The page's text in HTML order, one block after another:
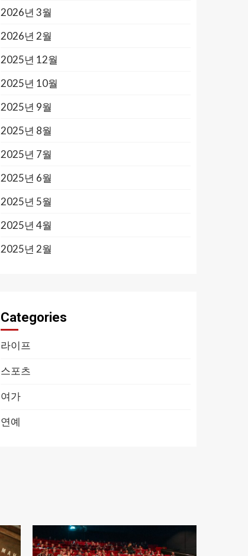
2026년 3월
2026년 2월
2025년 12월
2025년 10월
2025년 9월
2025년 8월
2025년 7월
2025년 6월
2025년 5월
2025년 4월
2025년 2월
Categories
라이프
스포츠
여가
연예